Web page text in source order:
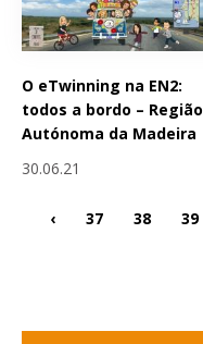
O eTwinning na EN2:
todos a bordo – Região
Autónoma da Madeira
30.06.21
‹ 37 38 39